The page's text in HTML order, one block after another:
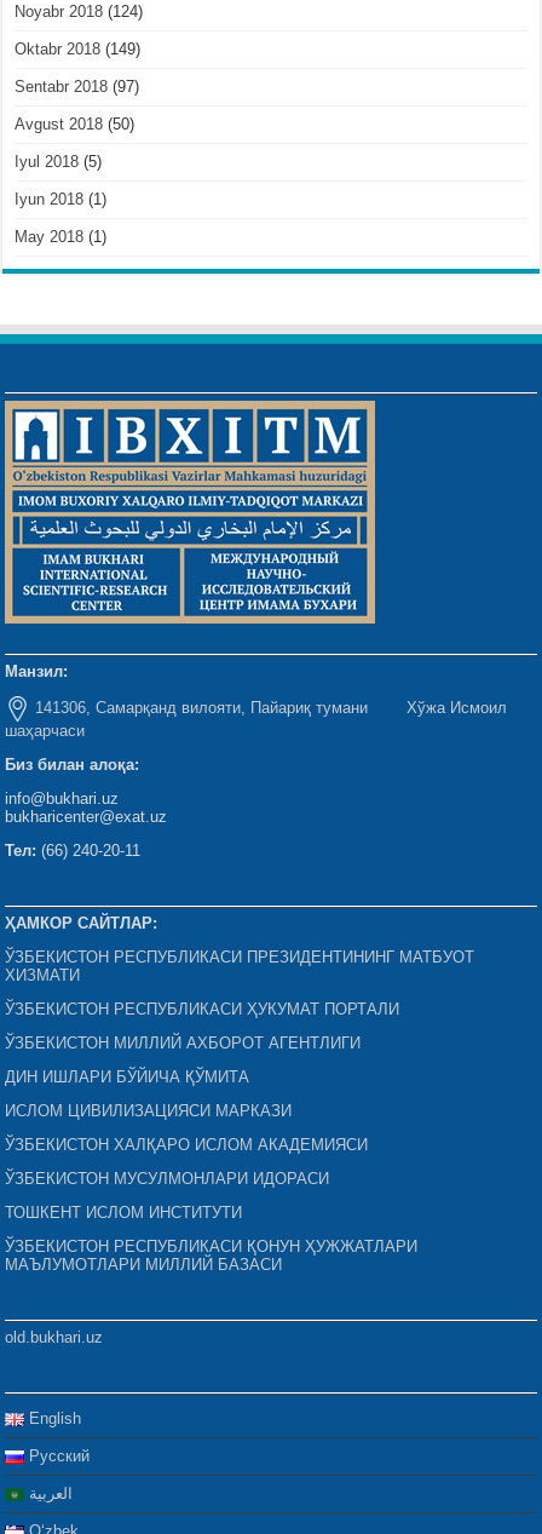
Noyabr 2018 (124)
Oktabr 2018 (149)
Sentabr 2018 (97)
Avgust 2018 (50)
Iyul 2018 (5)
Iyun 2018 (1)
May 2018 (1)
Манзил:
141306, Самарқанд вилояти, Пайариқ тумани Хўжа Исмоил
шаҳарчаси
Биз билан алоқа:
info@bukhari.uz
bukharicenter@exat.uz
Тел: (66) 240-20-11
ҲАМКОР САЙТЛАР:
ЎЗБЕКИСТОН РЕСПУБЛИКАСИ ПРЕЗИДЕНТИНИНГ МАТБУОТ
ХИЗМАТИ
ЎЗБЕКИСТОН РЕСПУБЛИКАСИ ҲУКУМАТ ПОРТАЛИ
ЎЗБЕКИСТОН МИЛЛИЙ АХБОРОТ АГЕНТЛИГИ
ДИН ИШЛАРИ БЎЙИЧА ҚЎМИТА
ИСЛОМ ЦИВИЛИЗАЦИЯСИ МАРКАЗИ
ЎЗБЕКИСТОН ХАЛҚАРО ИСЛОМ АКАДЕМИЯСИ
ЎЗБЕКИСТОН МУСУЛМОНЛАРИ ИДОРАСИ
ТОШКЕНТ ИСЛОМ ИНСТИТУТИ
ЎЗБЕКИСТОН РЕСПУБЛИКАСИ ҚОНУН ҲУЖЖАТЛАРИ
МАЪЛУМОТЛАРИ МИЛЛИЙ БАЗАСИ
old.bukhari.uz
English
Русский
العربية